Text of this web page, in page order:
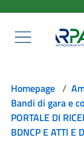
Homepage /
Bandi di gara e
PORTALE DI
BDNCP E ATTI E